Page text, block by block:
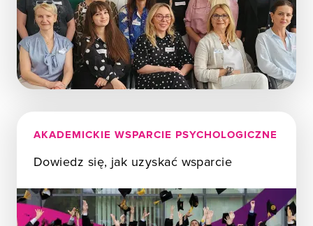
AKADEMICKIE WSPARCIE PSYCHOLOGICZNE
Dowiedz się, jak uzyskać wsparcie